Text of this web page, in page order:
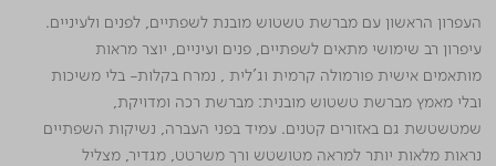
העפרון הראשון עם מברשת טשטוש מובנת לשפתיים, לפנים ולעיניים.
עיפרון רב שימושי מתאים לשפתיים, פנים ועיניים, יוצר מראות
מותאמים אישית פורמולה קרמית וג'לית , נמרח בקלות- בלי משיכות
ובלי מאמץ מברשת טשטוש מובנית: מברשת רכה ומדויקת,
שמטשטשת גם באזורים קטנים. עמיד בפני העברה, נשיקות השפתיים
נראות מלאות יותר למראה מטושטש ורך משרטט, מגדיר, מצליל